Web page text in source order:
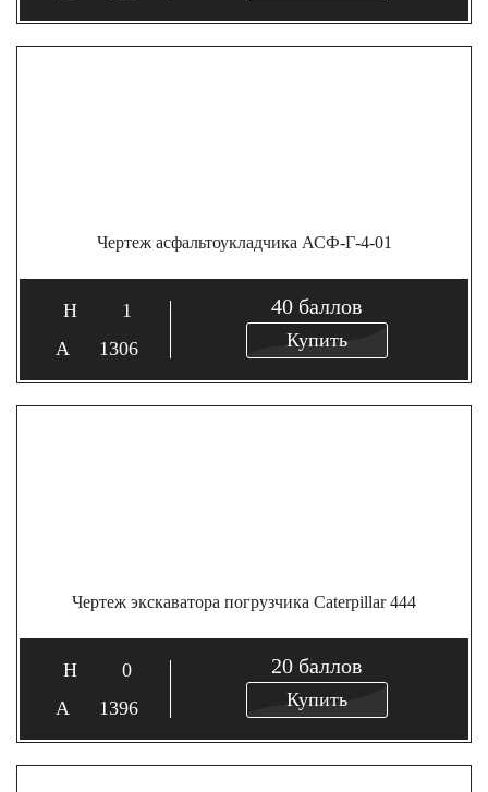
Чертеж асфальтоукладчика АСФ-Г-4-01
1
1306
40 баллов
Купить
Чертеж экскаватора погрузчика Caterpillar 444
0
1396
20 баллов
Купить